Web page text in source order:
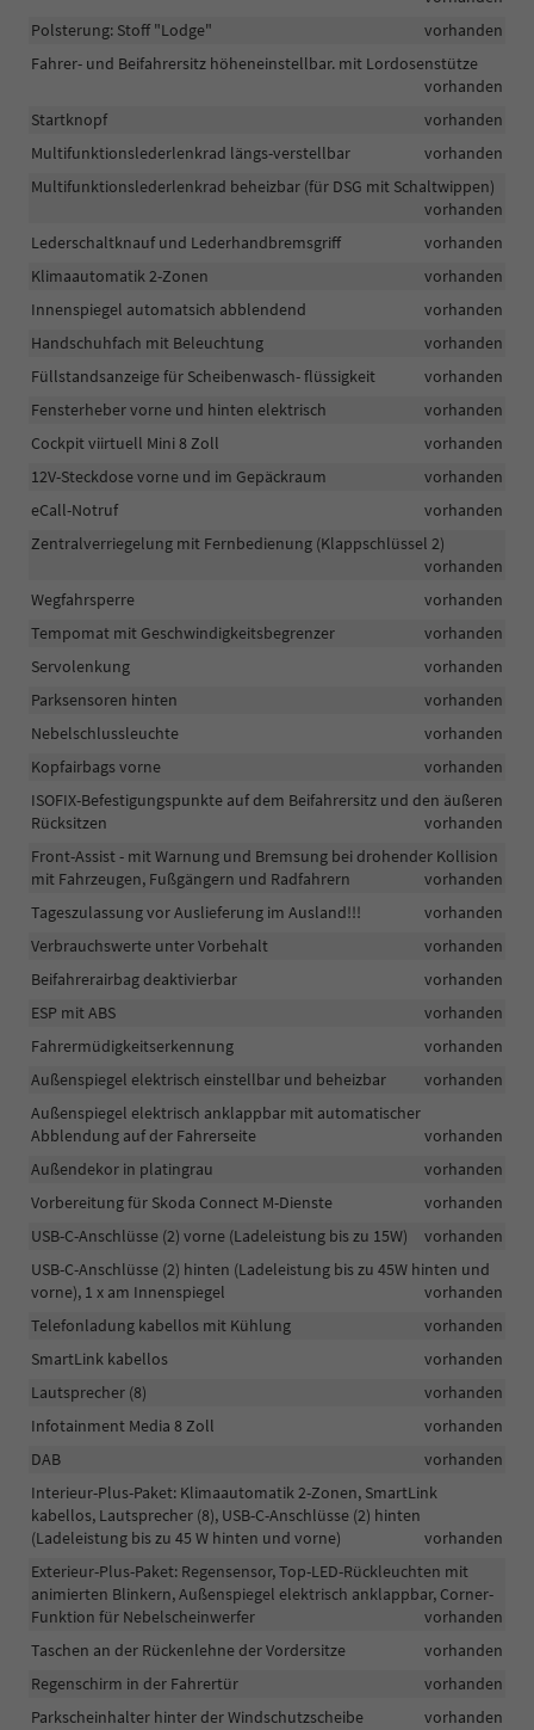
Polsterung: Stoff "Lodge"
vorhanden
Fahrer- und Beifahrersitz höheneinstellbar. mit Lordosenstütze
vorhanden
Startknopf
vorhanden
Multifunktionslederlenkrad längs-verstellbar
vorhanden
Multifunktionslederlenkrad beheizbar (für DSG mit Schaltwippen)
vorhanden
Lederschaltknauf und Lederhandbremsgriff
vorhanden
Klimaautomatik 2-Zonen
vorhanden
Innenspiegel automatsich abblendend
vorhanden
Handschuhfach mit Beleuchtung
vorhanden
Füllstandsanzeige für Scheibenwasch- flüssigkeit
vorhanden
Fensterheber vorne und hinten elektrisch
vorhanden
Cockpit viirtuell Mini 8 Zoll
vorhanden
12V-Steckdose vorne und im Gepäckraum
vorhanden
eCall-Notruf
vorhanden
Zentralverriegelung mit Fernbedienung (Klappschlüssel 2)
vorhanden
Wegfahrsperre
vorhanden
Tempomat mit Geschwindigkeitsbegrenzer
vorhanden
Servolenkung
vorhanden
Parksensoren hinten
vorhanden
Nebelschlussleuchte
vorhanden
Kopfairbags vorne
vorhanden
ISOFIX-Befestigungspunkte auf dem Beifahrersitz und den äußeren
Rücksitzen
vorhanden
Front-Assist - mit Warnung und Bremsung bei drohender Kollision
mit Fahrzeugen, Fußgängern und Radfahrern
vorhanden
Tageszulassung vor Auslieferung im Ausland!!!
vorhanden
Verbrauchswerte unter Vorbehalt
vorhanden
Beifahrerairbag deaktivierbar
vorhanden
ESP mit ABS
vorhanden
Fahrermüdigkeitserkennung
vorhanden
Außenspiegel elektrisch einstellbar und beheizbar
vorhanden
Außenspiegel elektrisch anklappbar mit automatischer
Abblendung auf der Fahrerseite
vorhanden
Außendekor in platingrau
vorhanden
Vorbereitung für Skoda Connect M-Dienste
vorhanden
USB-C-Anschlüsse (2) vorne (Ladeleistung bis zu 15W)
vorhanden
USB-C-Anschlüsse (2) hinten (Ladeleistung bis zu 45W hinten und
vorne), 1 x am Innenspiegel
vorhanden
Telefonladung kabellos mit Kühlung
vorhanden
SmartLink kabellos
vorhanden
Lautsprecher (8)
vorhanden
Infotainment Media 8 Zoll
vorhanden
DAB
vorhanden
Interieur-Plus-Paket: Klimaautomatik 2-Zonen, SmartLink
kabellos, Lautsprecher (8), USB-C-Anschlüsse (2) hinten
(Ladeleistung bis zu 45 W hinten und vorne)
vorhanden
Exterieur-Plus-Paket: Regensensor, Top-LED-Rückleuchten mit
animierten Blinkern, Außenspiegel elektrisch anklappbar, Corner-
Funktion für Nebelscheinwerfer
vorhanden
Taschen an der Rückenlehne der Vordersitze
vorhanden
Regenschirm in der Fahrertür
vorhanden
Parkscheinhalter hinter der Windschutzscheibe
vorhanden